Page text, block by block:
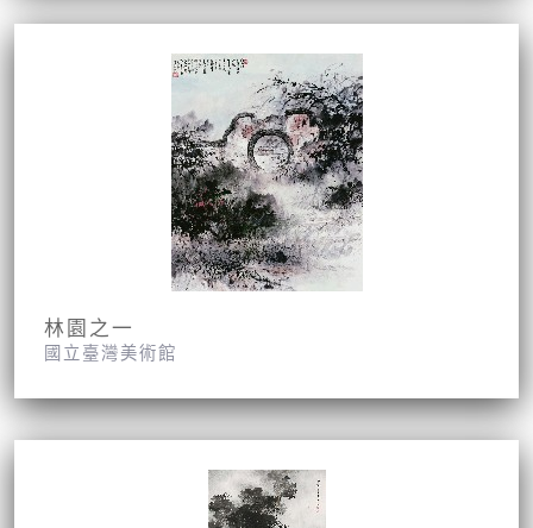
林園之一
國立臺灣美術館